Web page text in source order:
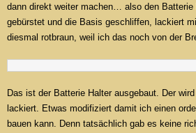
dann direkt weiter machen… also den Batterie
gebürstet und die Basis geschliffen, lackiert
diesmal rotbraun, weil ich das noch von der
Das ist der Batterie Halter ausgebaut. Der
lackiert. Etwas modifiziert damit ich einen
bauen kann. Denn tatsächlich gab es keine